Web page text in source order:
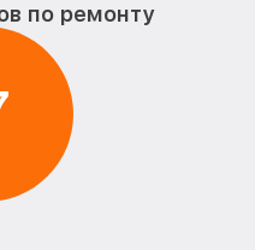
по ремонту